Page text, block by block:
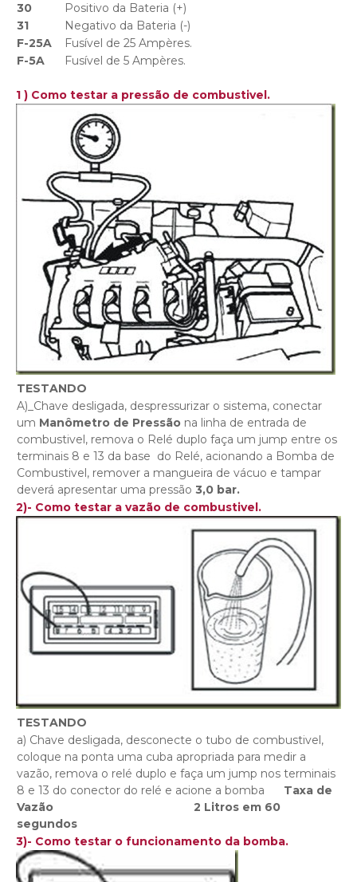
30
Positivo da Bateria (+)
31
Negativo da Bateria (-)
F-25A
Fusível de 25 Ampères.
F-5A
Fusível de 5 Ampères.
1 ) Como testar a pressão de combustivel.
TESTANDO
A)_Chave desligada, despressurizar o sistema, conectar
um Manômetro de Pressão na linha de entrada de
combustivel, remova o Relé duplo faça um jump entre os
terminais 8 e 13 da base do Relé, acionando a Bomba de
Combustivel, remover a mangueira de vácuo e tampar
deverá apresentar uma pressão 3,0 bar.
2)- Como testar a vazão de combustivel.
TESTANDO
a) Chave desligada, desconecte o tubo de combustivel,
coloque na ponta uma cuba apropriada para medir a
vazão, remova o relé duplo e faça um jump nos terminais
8 e 13 do conector do relé e acione a bomba Taxa de
Vazão 2 Litros em 60
segundos
3)- Como testar o funcionamento da bomba.